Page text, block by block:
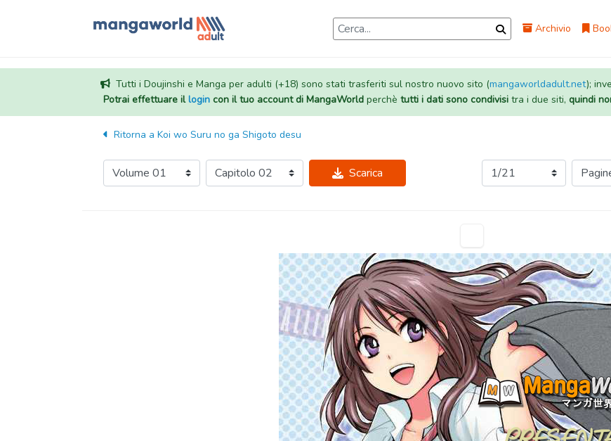
Archivio
Tutti i Doujinshi e Manga per adulti (+18) sono stati trasferiti sul nostro nuovo sito (mangaworldadult.net);
Potrai effettuare illogincon il tuo account di MangaWorldperchè tutti i dati sono condivisitra i due siti, quindi
Ritorna a Koi wo Suru no ga Shigoto desu
Scarica